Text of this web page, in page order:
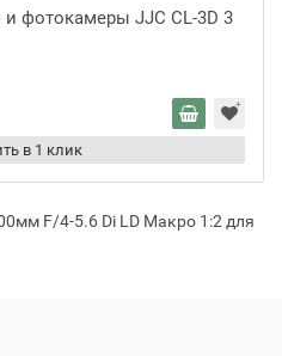
фотокамеры JJC CL-3D 3
в 1 клик
F/4-5.6 Di LD Макро 1:2 для